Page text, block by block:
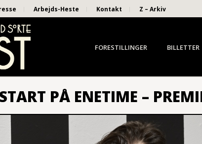
Arbejds-Heste Kontakt Z – Arkiv
FORESTILLINGER BILLETTER
PÅ ENETIME –